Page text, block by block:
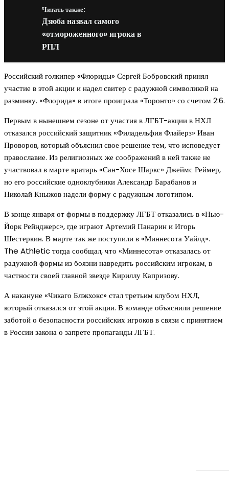
Читать также:
Дзюба назвал самого
«отмороженного» игрока в
РПЛ
Российский голкипер «Флориды» Сергей Бобровский принял
участие в этой акции и надел свитер с радужной символикой на
разминку. «Флорида» в итоге проиграла «Торонто» со счетом 2:6.
Первым в нынешнем сезоне от участия в ЛГБТ-акции в НХЛ
отказался российский защитник «Филадельфия Флайерз» Иван
Проворов, который объяснил свое решение тем, что исповедует
православие. Из религиозных же соображений в ней также не
участвовал в марте вратарь «Сан-Хосе Шаркс» Джеймс Реймер,
но его российские одноклубники Александр Барабанов и
Николай Кныжов надели форму с радужным логотипом.
В конце января от формы в поддержку ЛГБТ отказались в «Нью-
Йорк Рейнджерс», где играют Артемий Панарин и Игорь
Шестеркин. В марте так же поступили в «Миннесота Уайлд».
The Athletic тогда сообщал, что «Миннесота» отказалась от
радужной формы из боязни навредить российским игрокам, в
частности своей главной звезде Кириллу Капризову.
А накануне «Чикаго Блэкхокс» стал третьим клубом НХЛ,
который отказался от этой акции. В команде объяснили решение
заботой о безопасности российских игроков в связи с принятием
в России закона о запрете пропаганды ЛГБТ.